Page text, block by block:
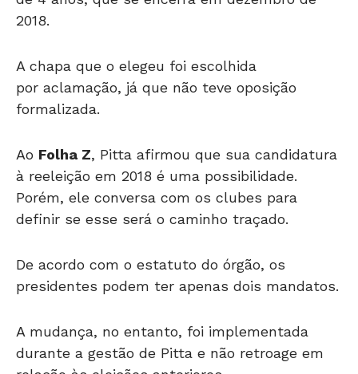
2018.
A chapa que o elegeu foi escolhida
por aclamação, já que não teve oposição
formalizada.
Ao Folha Z, Pitta afirmou que sua candidatura
à reeleição em 2018 é uma possibilidade.
Porém, ele conversa com os clubes para
definir se esse será o caminho traçado.
De acordo com o estatuto do órgão, os
presidentes podem ter apenas dois mandatos.
A mudança, no entanto, foi implementada
durante a gestão de Pitta e não retroage em